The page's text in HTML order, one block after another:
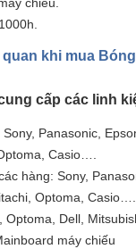
chiếu.
khi mua
cấp các linh
Sony, Panasonic,
Casio….
hàng: Sony,
Optoma, Casio….
Optoma, Dell,
máy chiếu